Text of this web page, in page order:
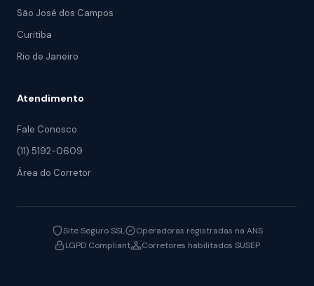
São José dos Campos
Curitiba
Rio de Janeiro
Atendimento
Fale Conosco
(11) 5192-0609
Área do Corretor
Site Seguro SSL
Operadoras registradas na ANS
LGPD Compliant
Corretores habilitados SUSEP